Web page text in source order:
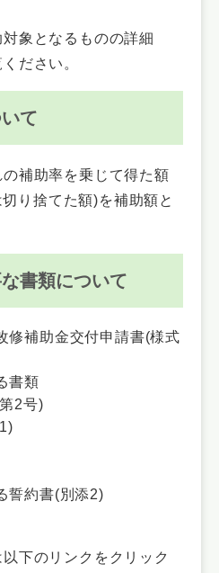
象となるものの詳細
ださい。
て
補助率を乗じて得た額
り捨てた額)を補助額と
書類について
修補助金交付申請書(様式
書類
2号)
誓約書(別添2)
下のリンクをクリック